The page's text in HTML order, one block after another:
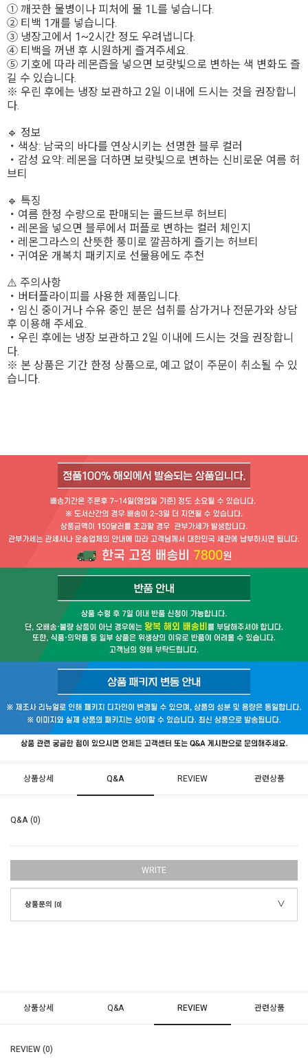
① 깨끗한 물병이나 피처에 물 1L를 넣습니다.
② 티백 1개를 넣습니다.
③ 냉장고에서 1~2시간 정도 우려냅니다.
④ 티백을 꺼낸 후 시원하게 즐겨주세요.
⑤ 기호에 따라 레몬즙을 넣으면 보랏빛으로 변하는 색 변화도 즐
길 수 있습니다.
※ 우린 후에는 냉장 보관하고 2일 이내에 드시는 것을 권장합니
다.
🔹 정보
・색상: 남국의 바다를 연상시키는 선명한 블루 컬러
・감성 요약: 레몬을 더하면 보랏빛으로 변하는 신비로운 여름 허
브티
🔹 특징
・여름 한정 수량으로 판매되는 콜드브루 허브티
・레몬을 넣으면 블루에서 퍼플로 변하는 컬러 체인지
・레몬그라스의 산뜻한 풍미로 깔끔하게 즐기는 허브티
・귀여운 개복치 패키지로 선물용에도 추천
⚠️ 주의사항
・버터플라이피를 사용한 제품입니다.
・임신 중이거나 수유 중인 분은 섭취를 삼가거나 전문가와 상담
후 이용해 주세요.
・우린 후에는 냉장 보관하고 2일 이내에 드시는 것을 권장합니
다.
※ 본 상품은 기간 한정 상품으로, 예고 없이 주문이 취소될 수 있
습니다.
상품상세 Q&A REVIEW 관련상품
Q&A (0)
WRITE
상품문의 [0]
상품상세 Q&A REVIEW 관련상품
REVIEW (0)